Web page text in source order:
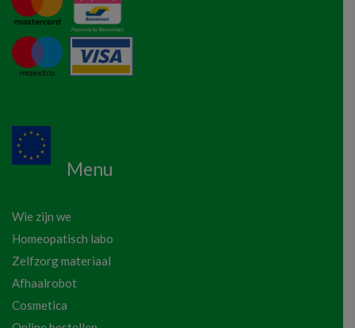
Menu
Wie zijn we
Homeopatisch labo
Zelfzorg materiaal
Afhaalrobot
Cosmetica